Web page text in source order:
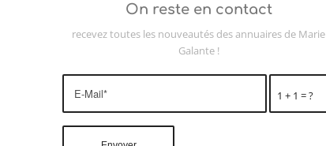
On reste en contact
recevez toutes les nouveautés des annuaires de Marie
Galante !
1 + 1 = ?